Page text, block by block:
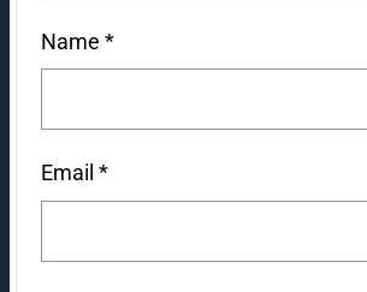
Name *
Email *